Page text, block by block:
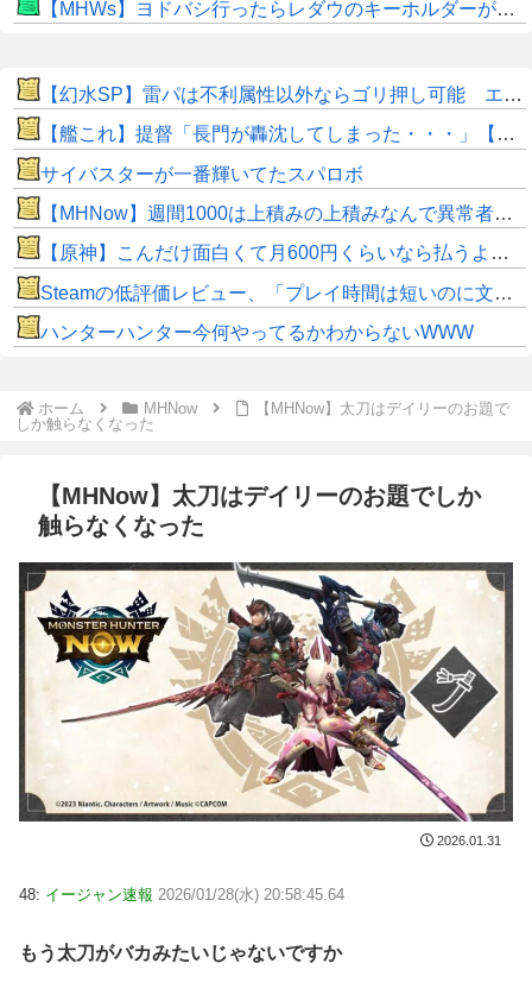
【MHWs】ヨドバシ行ったらレダウのキーホルダーが100円で売ってて草
【幻水SP】雷パは不利属性以外ならゴリ押し可能 エギル・ラグナル・キカが強力
【艦これ】提督「長門が轟沈してしまった・・・」【SS】
サイバスターが一番輝いてたスパロボ
【MHNow】週間1000は上積みの上積みなんで異常者です
【原神】こんだけ面白くて月600円くらいなら払うよな。
Steamの低評価レビュー、「プレイ時間は短いのに文章は長い」という謎の傾向が分析で浮き彫りに
ハンターハンター今何やってるかわからないWWW
ホーム MHNow
【MHNow】太刀はデイリーのお題で
しか触らなくなった
【MHNow】太刀はデイリーのお題でしか
触らなくなった
2026.01.31
48: イージャン速報 2026/01/28(水) 20:58:45.64
もう太刀がバカみたいじゃないですか